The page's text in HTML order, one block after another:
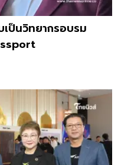
ป็นวิทยากรอบรม